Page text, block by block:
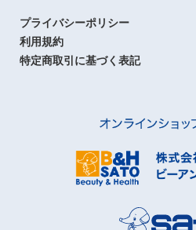
プライバシーポリシー
利用規約
特定商取引に基づく表記